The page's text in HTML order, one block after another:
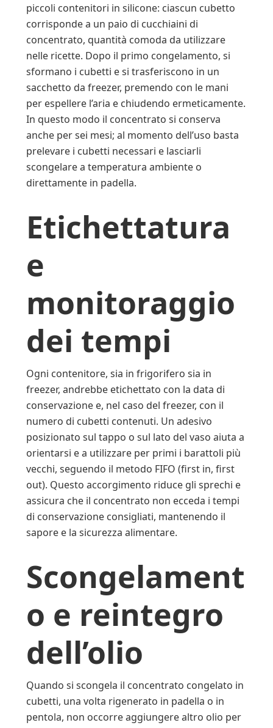
piccoli contenitori in silicone: ciascun cubetto
corrisponde a un paio di cucchiaini di
concentrato, quantità comoda da utilizzare
nelle ricette. Dopo il primo congelamento, si
sformano i cubetti e si trasferiscono in un
sacchetto da freezer, premendo con le mani
per espellere l’aria e chiudendo ermeticamente.
In questo modo il concentrato si conserva
anche per sei mesi; al momento dell’uso basta
prelevare i cubetti necessari e lasciarli
scongelare a temperatura ambiente o
direttamente in padella.
Etichettatura
e
monitoraggio
dei tempi
Ogni contenitore, sia in frigorifero sia in
freezer, andrebbe etichettato con la data di
conservazione e, nel caso del freezer, con il
numero di cubetti contenuti. Un adesivo
posizionato sul tappo o sul lato del vaso aiuta a
orientarsi e a utilizzare per primi i barattoli più
vecchi, seguendo il metodo FIFO (first in, first
out). Questo accorgimento riduce gli sprechi e
assicura che il concentrato non ecceda i tempi
di conservazione consigliati, mantenendo il
sapore e la sicurezza alimentare.
Scongelament
o e reintegro
dell’olio
Quando si scongela il concentrato congelato in
cubetti, una volta rigenerato in padella o in
pentola, non occorre aggiungere altro olio per